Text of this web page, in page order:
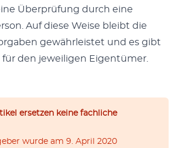
Über­prü­fung durch eine
Auf diese Weise bleibt die
gewährleis­tet und es gibt
den jew­eili­gen Eigen­tümer.
ersetzen keine fachliche
wurde am 9. April 2020